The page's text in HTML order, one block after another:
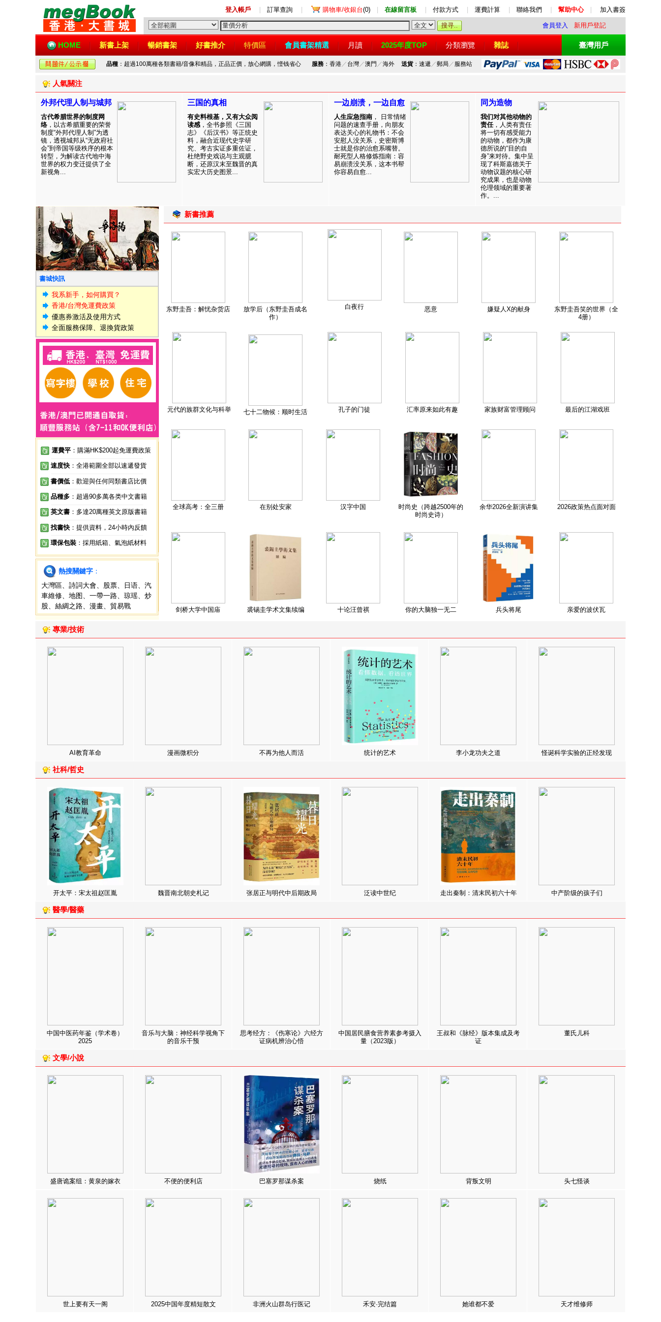
登入帳戶 訂單查詢 購物車/收銀台(0) 在線留言板 付款方式 運費計算 聯絡我們 幫助中心 加入書簽
會員登入 新用戶登記
HOME 新書上架 暢銷書架 好書推介 特價區 會員書架精選 月讀 2025年度TOP 分類瀏覽 雜誌 臺灣用戶
品種 ：超過100萬種各類書籍/音像和精品，正品正價，放心網購，悭钱省心 服務：香港／ 台灣／澳門 ／海外 送貨：速遞 ／郵局 ／ 服務站
人氣關注
外邦代理人制与城邦
古代希腊世界的制度网
络 ，以古希腊重要的荣誉
制度“外邦代理人制”为透
镜，透视城邦从“无政府社
会”到帝国等级秩序的根本
转型，为解读古代地中海
世界的权力变迁提供了全
新视角...
三国的真相
有史料根基，又有大众阅
读感 ，全书参照《三国
志》《后汉书》等正统史
料，融合近现代史学研
究、考古实证多重佐证，
杜绝野史戏说与主观臆
断，还原汉末至魏晋的真
实宏大历史图景...
一边崩溃，一边自愈
人生应急指南 ， 日常情绪
问题的速查手册，向朋友
表达关心的礼物书：不会
安慰人没关系，史密斯博
士就是你的治愈系嘴替。
耐死型人格修炼指南：容
易崩溃没关系，这本书帮
你容易自愈...
同为造物
我们对其他动物的
责任，人类有责任
将一切有感受能力
的动物，都作为康
德所说的“目的自
身”来对待。集中呈
现了科斯嘉德关于
动物议题的核心研
究成果，也是动物
伦理领域的重要著
作。...
書城快訊
我系新手，如何購買？
香港/台灣免運費政策
優惠券激活及使用方式
全面服務保障、退換貨政策
運費平 ：購滿HK$200起免運費政策
速度快 ：全港範圍全部以速遞發貨
書價低 ：歡迎與任何同類書店比價
品種多 ：超過90多萬各类中文書籍
英文書 ：多達20萬種英文原版書籍
找書快 ：提供資料，24小時內反饋
環保包裝 ：採用紙箱、氣泡紙材料
熱搜關鍵字 ：
大灣區
詩詞大會 股票 日语
汽
車維修
地图 一帶一路 琼瑶
炒
股
絲綢之路 漫畫 貿易戰
新書推薦
东野圭吾：解忧杂货店
放学后（东野圭吾成名
作）
白夜行 恶意 嫌疑人X的献身
东野圭吾笑的世界（全
4册）
元代的族群文化与科举 七十二物候：顺时生活 孔子的门徒 汇率原来如此有趣 家族财富管理顾问 最后的江湖戏班
全球高考：全三册 在别处安家 汉字中国
时尚史（跨越2500年的
时尚史诗）
余华2026全新演讲集 2026政策热点面对面
剑桥大学中国庙 裘锡圭学术文集续编 十论汪曾祺 你的大脑独一无二 兵头将尾 亲爱的波伏瓦
專業/技術
AI教育革命 漫画微积分 不再为他人而活 统计的艺术 李小龙功夫之道 怪诞科学实验的正经发现
社科/哲史
开太平：宋太祖赵匡胤 魏晋南北朝史札记 张居正与明代中后期政局 泛读中世纪 走出秦制：清末民初六十年 中产阶级的孩子们
醫學/醫藥
中国中医药年鉴（学术卷）
2025
音乐与大脑：神经科学视角下
的音乐干预
思考经方：《伤寒论》六经方
证病机辨治心悟
中国居民膳食营养素参考摄入
量（2023版）
王叔和《脉经》版本集成及考
证
董氏儿科
文學/小說
盛唐诡案组：黄泉的嫁衣 不便的便利店 巴塞罗那谋杀案 烧纸 背叛文明 头七怪谈
世上要有天一阁 2025中国年度精短散文 非洲火山群岛行医记 禾安·完结篇 她谁都不爱 天才维修师